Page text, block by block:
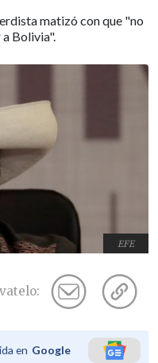
matizó con que "no
Bolivia".
EFE
en Google